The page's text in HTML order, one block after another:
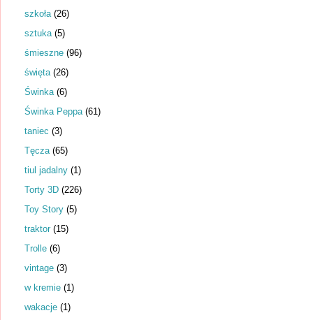
szkoła (26)
sztuka (5)
śmieszne (96)
święta (26)
Świnka (6)
Świnka Peppa (61)
taniec (3)
Tęcza (65)
tiul jadalny (1)
Torty 3D (226)
Toy Story (5)
traktor (15)
Trolle (6)
vintage (3)
w kremie (1)
wakacje (1)